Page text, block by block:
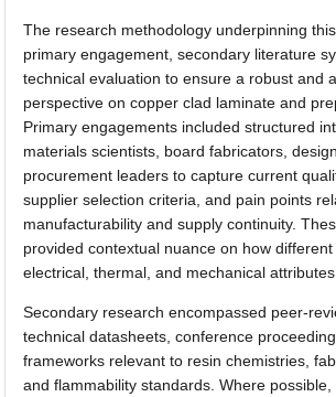
The research methodology underpinning
primary engagement, secondary literature
technical evaluation to ensure a robust and
perspective on copper clad laminate and
Primary engagements included structured
materials scientists, board fabricators,
procurement leaders to capture current
supplier selection criteria, and pain points
manufacturability and supply continuity.
provided contextual nuance on how
electrical, thermal, and mechanical
Secondary research encompassed peer-
technical datasheets, conference
frameworks relevant to resin chemistries,
and flammability standards. Where